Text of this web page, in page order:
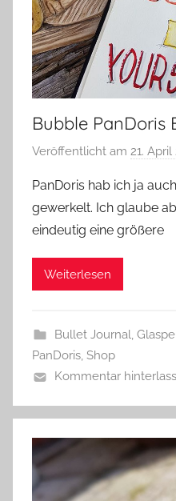
Bubble PanDoris
Veröffentlicht am 21.
PanDoris hab ich ja
gewerkelt. Ich glaube
eindeutig eine größere
Weiterlesen
Bullet Journal,
PanDoris, Shop
Kommentar